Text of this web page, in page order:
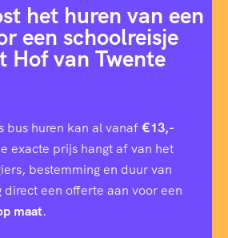
het huren van een
een schoolreisje
Hof van Twente
bus huren kan al vanaf€13,-
exacte prijs hangt af van het
bestemming en duur van
direct een offerte aan voor een
maat.